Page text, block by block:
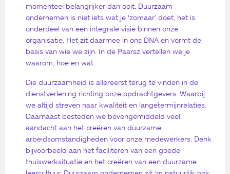
momenteel belangrijker dan ooit. Duurzaam
ondernemen is niet iets wat je ‘zomaar’ doet, het is
onderdeel van een integrale visie binnen onze
organisatie. Het zit daarmee in ons DNA en vormt de
basis van wie we zijn. In de Paarsz vertellen we je
waarom, hoe en wat.
Die duurzaamheid is allereerst terug te vinden in de
dienstverlening richting onze opdrachtgevers. Waarbij
we altijd streven naar kwaliteit en langetermijnrelaties.
Daarnaast besteden we bovengemiddeld veel
aandacht aan het creëren van duurzame
arbeidsomstandigheden voor onze medewerkers. Denk
bijvoorbeeld aan het faciliteren van een goede
thuiswerksituatie en het creëren van een duurzame